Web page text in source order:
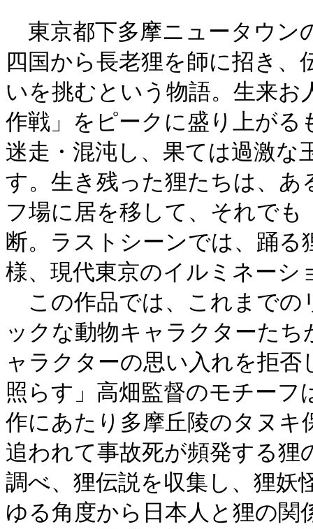
東京都下多摩ニュータウン
四国から長老狸を師に招き
いを挑むという物語。生来お
作戦」をピークに盛り上が
迷走・混沌し、果ては過激な
す。生き残った狸たちは、
フ場に居を移して、それで
断。ラストシーンでは、踊
様、現代東京のイルミネーシ
この作品では、これまでの
ックな動物キャラクターた
ャラクターの思い入れを拒
照らす」高畑監督のモチーフ
作にあたり多摩丘陵のタヌキ
追われて事故死が頻発する狸
調べ、狸伝説を収集し、狸妖
ゆる角度から日本人と狸の関